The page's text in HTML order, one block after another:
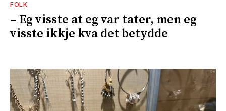
FOLK
– Eg visste at eg var tater, men eg
visste ikkje kva det betydde